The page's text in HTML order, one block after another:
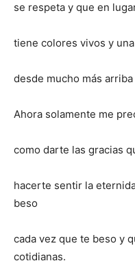
se respeta y que en
tiene colores vivos y
desde mucho más
Ahora solamente me
como darte las gracias
hacerte sentir la
beso
cada vez que te beso y
cotidianas.